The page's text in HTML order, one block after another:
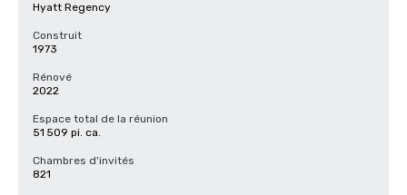
Hyatt Regency
Construit
1973
Rénové
2022
Espace total de la réunion
51 509 pi. ca.
Chambres d'invités
821